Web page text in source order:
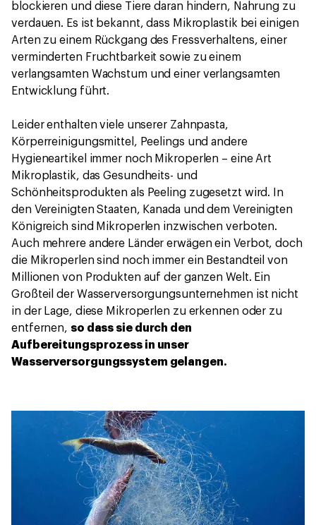
blockieren und diese Tiere daran hindern, Nahrung zu
verdauen. Es ist bekannt, dass Mikroplastik bei einigen
Arten zu einem Rückgang des Fressverhaltens, einer
verminderten Fruchtbarkeit sowie zu einem
verlangsamten Wachstum und einer verlangsamten
Entwicklung führt.
Leider enthalten viele unserer Zahnpasta,
Körperreinigungsmittel, Peelings und andere
Hygieneartikel immer noch Mikroperlen – eine Art
Mikroplastik, das Gesundheits- und
Schönheitsprodukten als Peeling zugesetzt wird. In
den Vereinigten Staaten, Kanada und dem Vereinigten
Königreich sind Mikroperlen inzwischen verboten.
Auch mehrere andere Länder erwägen ein Verbot, doch
die Mikroperlen sind noch immer ein Bestandteil von
Millionen von Produkten auf der ganzen Welt. Ein
Großteil der Wasserversorgungsunternehmen ist nicht
in der Lage, diese Mikroperlen zu erkennen oder zu
entfernen, so dass sie durch den
Aufbereitungsprozess in unser
Wasserversorgungssystem gelangen.